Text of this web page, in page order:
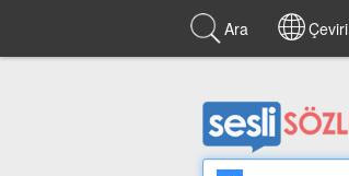
Ara Çeviri